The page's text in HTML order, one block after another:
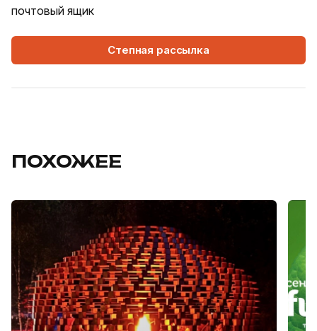
почтовый ящик
Степная рассылка
ПОХОЖЕЕ